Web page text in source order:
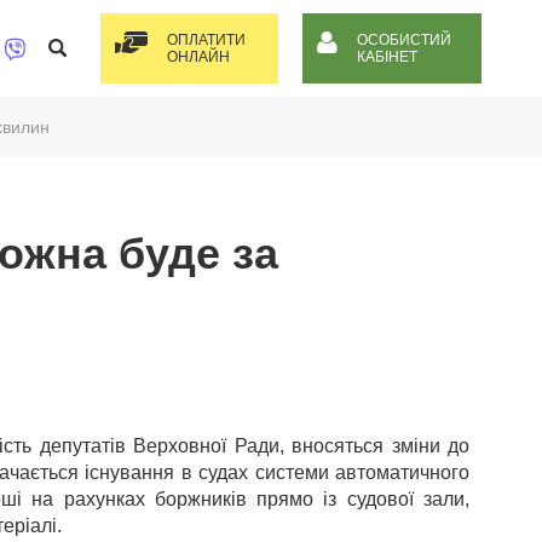
ОПЛАТИТИ
ОНЛАЙН
ОСОБИСТИЙ
КАБІНЕТ
буде за
депутатів Верховної Ради, вносяться зміни до
існування в судах системи автоматичного
на рахунках боржників прямо із судової зали,